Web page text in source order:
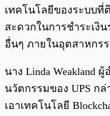
เทคโนโลยีของระบบที่
สะดวกในการชำระเงิ
อื่นๆ ภายในอุตสาหกร
นาง Linda Weakland
นวัตกรรมของ UPS กล่
เอาเทคโนโลยี